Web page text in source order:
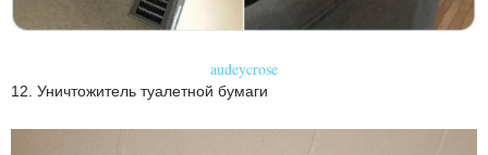
audeycrose
12. Уничтожитель туалетной бумаги